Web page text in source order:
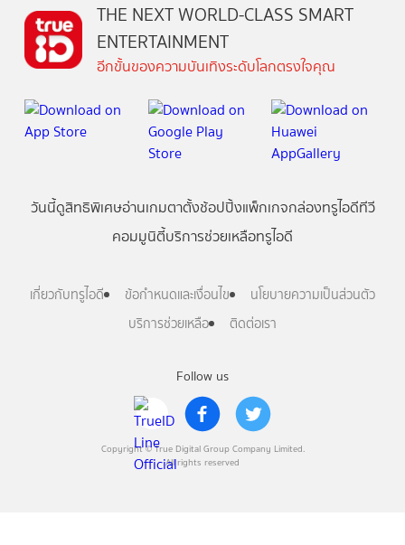
Follow us
Copyright © True Digital Group Company Limited.
All rights reserved
THE NEXT WORLD-CLASS SMART
ENTERTAINMENT
อีกขั้นของความบันเทิงระดับโลกตรงใจคุณ
วันนี้ดูสิทธิพิเศษอ่านเกมตาตั้งช้อปปิ้งแพ็กเกจกล่องทรูไอดีทีวี
คอมมูนิตี้บริการช่วยเหลือทรูไอดี
เกี่ยวกับทรูไอดี ข้อกำหนดและเงื่อนไข
นโยบายความเป็นส่วนตัว
บริการช่วยเหลือ
ติดต่อเรา